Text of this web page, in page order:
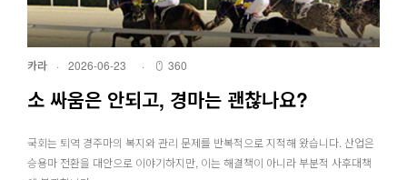
카라 · 2026-06-23 · 360
소 싸움은 안되고, 경마는 괜찮나요?
국회는 퇴역 경주마의 복지와 관리 문제를 반복적으로 지적해 왔습니다. 산업은
승용마 전환을 대안으로 이야기하지만, 이는 해결책이 아니라 부분적 사후대책